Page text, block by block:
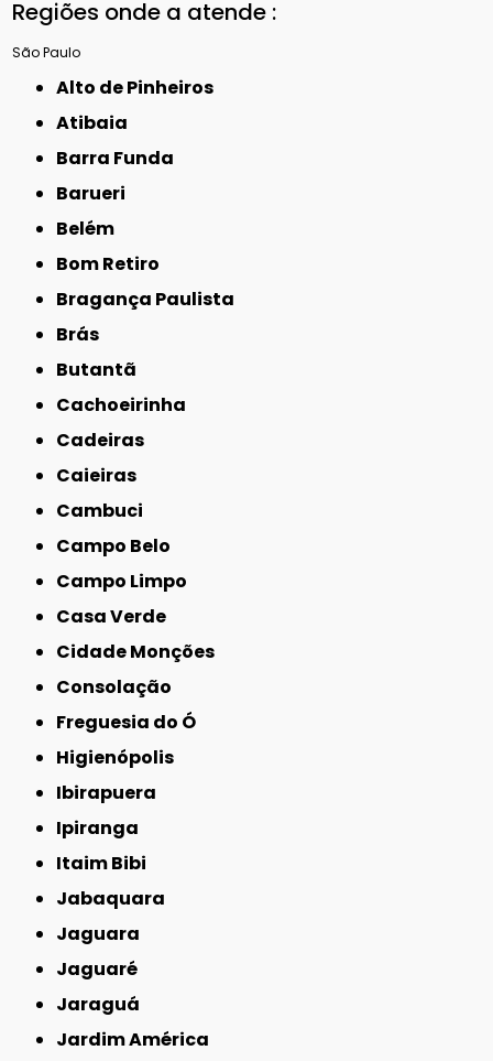
Regiões onde a atende :
São Paulo
Alto de Pinheiros
Atibaia
Barra Funda
Barueri
Belém
Bom Retiro
Bragança Paulista
Brás
Butantã
Cachoeirinha
Cadeiras
Caieiras
Cambuci
Campo Belo
Campo Limpo
Casa Verde
Cidade Monções
Consolação
Freguesia do Ó
Higienópolis
Ibirapuera
Ipiranga
Itaim Bibi
Jabaquara
Jaguara
Jaguaré
Jaraguá
Jardim América